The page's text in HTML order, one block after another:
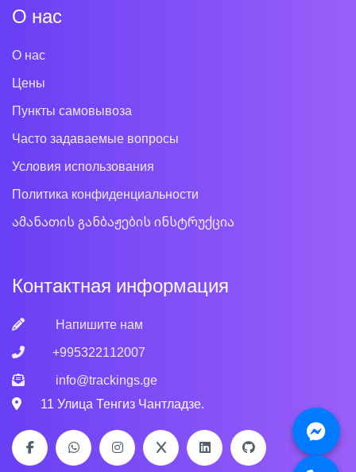
О нас
О нас
Цены
Пункты самовывоза
Часто задаваемые вопросы
Условия использования
Политика конфиденциальности
ამანათის განბაჟების ინსტრუქცია
Контактная информация
Напишите нам
+995322112007
info@trackings.ge
11 Улица Тенгиз Чантладзе.